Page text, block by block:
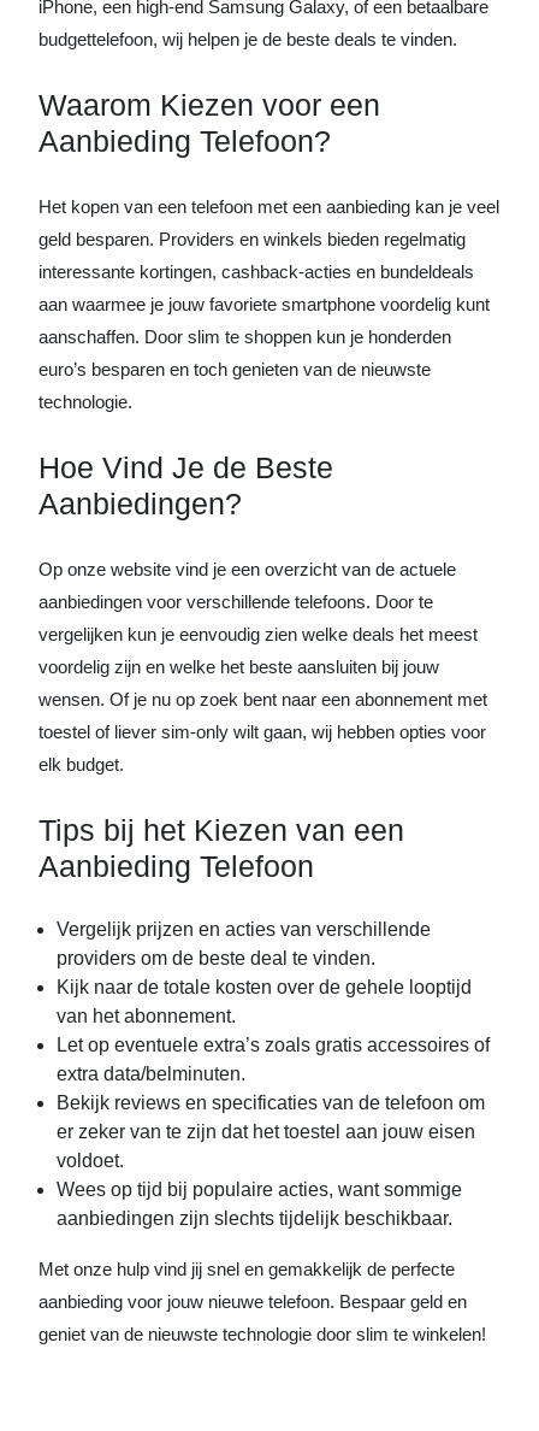
iPhone, een high-end Samsung Galaxy, of een betaalbare
budgettelefoon, wij helpen je de beste deals te vinden.
Waarom Kiezen voor een
Aanbieding Telefoon?
Het kopen van een telefoon met een aanbieding kan je veel
geld besparen. Providers en winkels bieden regelmatig
interessante kortingen, cashback-acties en bundeldeals
aan waarmee je jouw favoriete smartphone voordelig kunt
aanschaffen. Door slim te shoppen kun je honderden
euro’s besparen en toch genieten van de nieuwste
technologie.
Hoe Vind Je de Beste
Aanbiedingen?
Op onze website vind je een overzicht van de actuele
aanbiedingen voor verschillende telefoons. Door te
vergelijken kun je eenvoudig zien welke deals het meest
voordelig zijn en welke het beste aansluiten bij jouw
wensen. Of je nu op zoek bent naar een abonnement met
toestel of liever sim-only wilt gaan, wij hebben opties voor
elk budget.
Tips bij het Kiezen van een
Aanbieding Telefoon
Vergelijk prijzen en acties van verschillende
providers om de beste deal te vinden.
Kijk naar de totale kosten over de gehele looptijd
van het abonnement.
Let op eventuele extra’s zoals gratis accessoires of
extra data/belminuten.
Bekijk reviews en specificaties van de telefoon om
er zeker van te zijn dat het toestel aan jouw eisen
voldoet.
Wees op tijd bij populaire acties, want sommige
aanbiedingen zijn slechts tijdelijk beschikbaar.
Met onze hulp vind jij snel en gemakkelijk de perfecte
aanbieding voor jouw nieuwe telefoon. Bespaar geld en
geniet van de nieuwste technologie door slim te winkelen!